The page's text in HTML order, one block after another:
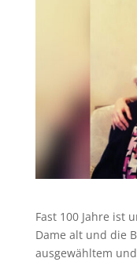
Fast 100 Jahre ist
Dame alt und die
ausgewähltem